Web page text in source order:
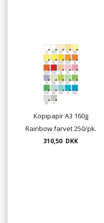
Kopipapir A3 160g
Rainbow farvet 250/pk.
310,50 DKK